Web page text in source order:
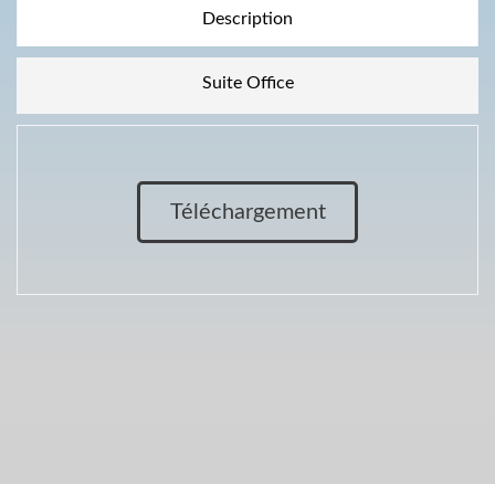
Description
Suite Office
Téléchargement